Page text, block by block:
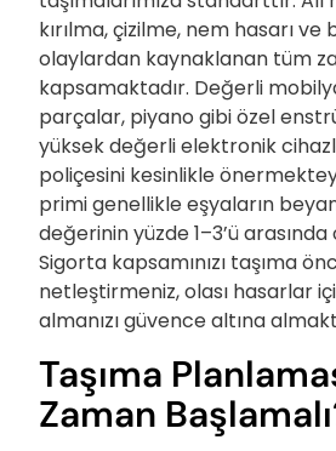
kırılma, çizilme, nem hasarı
olaylardan kaynaklanan tüm
kapsamaktadır. Değerli
parçalar, piyano gibi özel
yüksek değerli elektronik
poliçesini kesinlikle
primi genellikle eşyaların
değerinin yüzde 1–3’ü
Sigorta kapsamınızı taşıma
netleştirmeniz, olası hasarlar
almanızı güvence altına
Taşıma
Zaman